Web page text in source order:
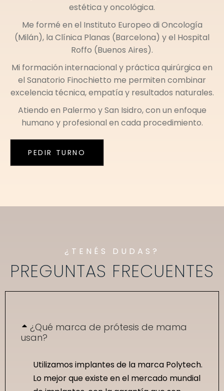
estética y oncológica.
Me formé en el Instituto Europeo di Oncología
(Milán), la Clínica Planas (Barcelona) y el Hospital
Roffo (Buenos Aires).
Mi formación internacional y práctica quirúrgica en
el Sanatorio Finochietto me permiten combinar
excelencia técnica, empatía y resultados naturales.
Atiendo en Palermo ySan Isidro, con un enfoque
humano y profesional en cada procedimiento.
PEDIR TURNO
¿TENÉS DUDAS?
PREGUNTAS FRECUENTES
¿Qué marca de prótesis de mama
usan?
Utilizamos implantes de la marca Polytech.
Lo mejor que existe en el mercado mundial